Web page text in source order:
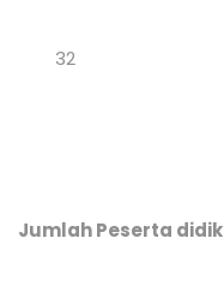
32
Jumlah Peserta didik